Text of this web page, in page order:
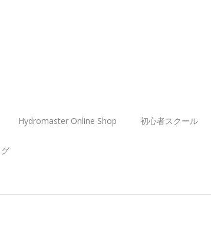
Hydromaster Online Shop 初心者スクール